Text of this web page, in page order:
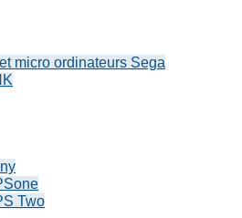
micro ordinateurs Sega
Two